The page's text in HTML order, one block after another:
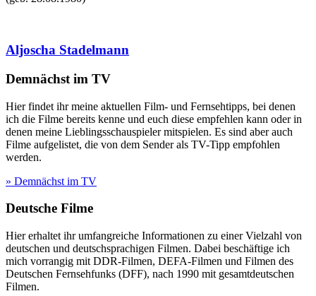
Aljoscha Stadelmann
Demnächst im TV
Hier findet ihr meine aktuellen Film- und Fernsehtipps, bei denen
ich die Filme bereits kenne und euch diese empfehlen kann oder in
denen meine Lieblingsschauspieler mitspielen. Es sind aber auch
Filme aufgelistet, die von dem Sender als TV-Tipp empfohlen
werden.
» Demnächst im TV
Deutsche Filme
Hier erhaltet ihr umfangreiche Informationen zu einer Vielzahl von
deutschen und deutschsprachigen Filmen. Dabei beschäftige ich
mich vorrangig mit DDR-Filmen, DEFA-Filmen und Filmen des
Deutschen Fernsehfunks (DFF), nach 1990 mit gesamtdeutschen
Filmen.